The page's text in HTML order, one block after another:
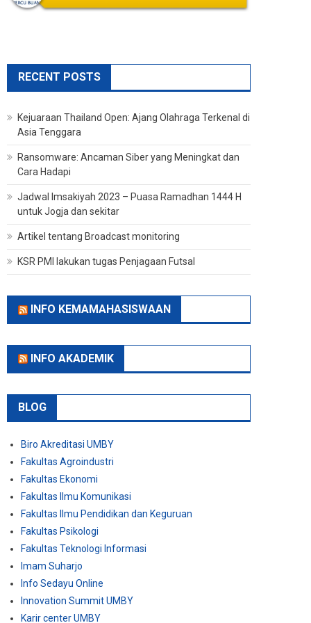
RECENT POSTS
Kejuaraan Thailand Open: Ajang Olahraga Terkenal di
Asia Tenggara
Ransomware: Ancaman Siber yang Meningkat dan
Cara Hadapi
Jadwal Imsakiyah 2023 – Puasa Ramadhan 1444 H
untuk Jogja dan sekitar
Artikel tentang Broadcast monitoring
KSR PMI lakukan tugas Penjagaan Futsal
INFO KEMAMAHASISWAAN
INFO AKADEMIK
BLOG
Biro Akreditasi UMBY
Fakultas Agroindustri
Fakultas Ekonomi
Fakultas Ilmu Komunikasi
Fakultas Ilmu Pendidikan dan Keguruan
Fakultas Psikologi
Fakultas Teknologi Informasi
Imam Suharjo
Info Sedayu Online
Innovation Summit UMBY
Karir center UMBY